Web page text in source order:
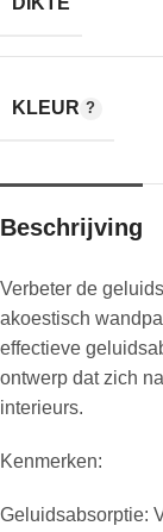
KLEUR
Beschrijving
Verbeter de
akoestisch
effectieve
ontwerp dat zich
interieurs.
Kenmerken:
Geluidsabsorptie: